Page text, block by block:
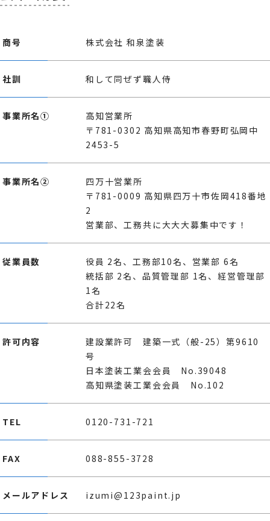
商号 株式会社 和泉塗装
社訓 和して同ぜず職人侍
事業所名①
高知営業所
〒781-0302 高知県高知市春野町弘岡中
2453-5
事業所名②
四万十営業所
〒781-0009 高知県四万十市佐岡418番地
2
営業部、工務共に大大大募集中です！
従業員数
役員 2名、工務部10名、営業部 6名
統括部 2名、品質管理部 1名、経営管理部
1名
合計22名
許可内容
建設業許可 建築一式（般-25）第9610
号
日本塗装工業会会員 No.39048
高知県塗装工業会会員 No.102
TEL 0120-731-721
FAX 088-855-3728
メールアドレス izumi@123paint.jp